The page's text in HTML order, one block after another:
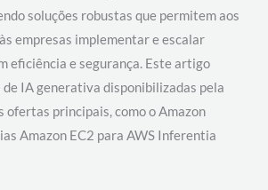
soluções robustas que permitem aos
empresas implementar e escalar
eficiência e segurança. Este artigo
de IA generativa disponibilizadas pela
ofertas principais, como o Amazon
Amazon EC2 para AWS Inferentia